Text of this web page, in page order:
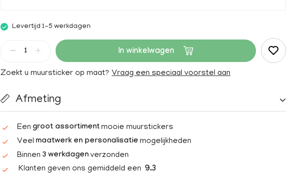
Levertijd 1-5 werkdagen
In winkelwagen
Zoekt u muursticker op maat? Vraag een speciaal voorstel aan
Afmeting
Een groot assortimentmooie muurstickers
Veel maatwerk en personalisatie mogelijkheden
Binnen 3 werkdagenverzonden
Klanten geven ons gemiddeld een 9.3